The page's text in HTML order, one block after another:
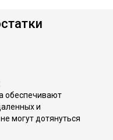
обеспечивают
и
могут дотянуться